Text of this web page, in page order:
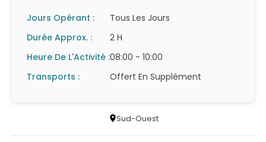
Jours Opérant :
Tous Les Jours
Durée Approx. :
2 H
Heure De L'Activité :08:00 - 10:00
Transports :
Offert En Supplément
Sud-Ouest